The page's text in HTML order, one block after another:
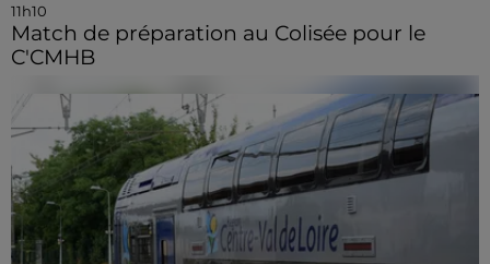
11h10
Match de préparation au Colisée pour le
C'CMHB